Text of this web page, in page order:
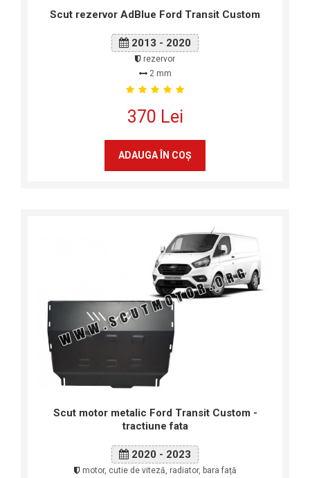
Scut rezervor AdBlue Ford Transit Custom
2013 - 2020
rezervor
2 mm
370 Lei
ADAUGA ÎN COŞ
Scut motor metalic Ford Transit Custom -
tractiune fata
2020 - 2023
motor, cutie de viteză, radiator, bara față